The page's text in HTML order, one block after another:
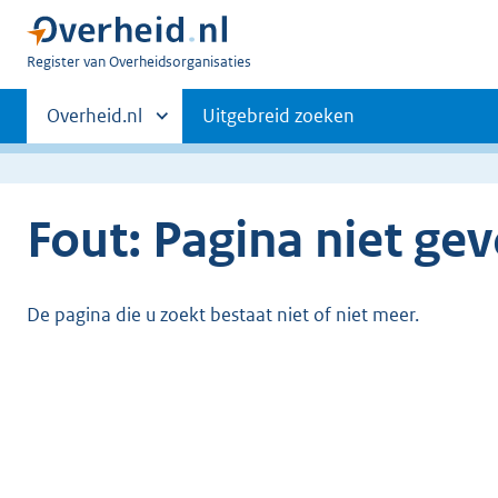
U
Register van Overheidsorganisaties
Primaire
navigatie
Andere
sites
Overheid.nl Uitgebreid zoeken
Fout: Pagina niet
De pagina die u zoekt bestaat niet of niet meer.